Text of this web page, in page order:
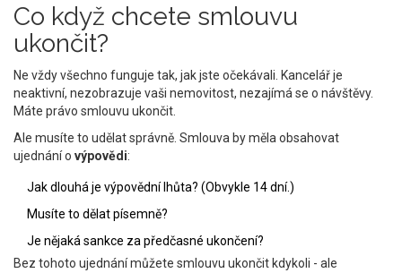
Co když chcete smlouvu
ukončit?
Ne vždy všechno funguje tak, jak jste očekávali. Kancelář je
neaktivní, nezobrazuje vaši nemovitost, nezajímá se o návštěvy.
Máte právo smlouvu ukončit.
Ale musíte to udělat správně. Smlouva by měla obsahovat
ujednání o výpovědi:
Jak dlouhá je výpovědní lhůta? (Obvykle 14 dní.)
Musíte to dělat písemně?
Je nějaká sankce za předčasné ukončení?
Bez tohoto ujednání můžete smlouvu ukončit kdykoli - ale